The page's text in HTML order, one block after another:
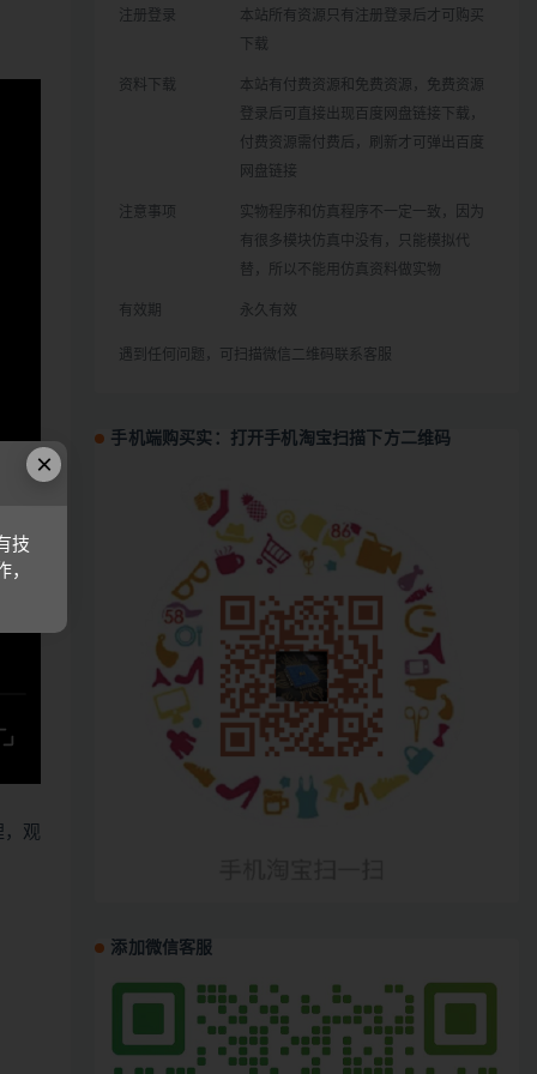
观
注册登录
本站所有资源只有注册登录后才可购买
下载
资料下载
本站有付费资源和免费资源，免费资源
登录后可直接出现百度网盘链接下载，
付费资源需付费后，刷新才可弹出百度
网盘链接
注意事项
实物程序和仿真程序不一定一致，因为
有很多模块仿真中没有，只能模拟代
替，所以不能用仿真资料做实物
有效期 永久有效
遇到任何问题，可扫描微信二维码联系客服
手机端购买实：打开手机淘宝扫描下方二维码
添加微信客服
×
技
，